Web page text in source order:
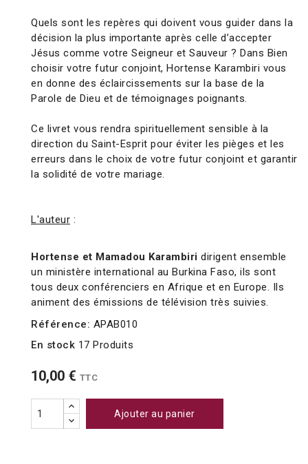
Quels sont les repères qui doivent vous guider dans la
décision la plus importante après celle d’accepter
Jésus comme votre Seigneur et Sauveur ? Dans Bien
choisir votre futur conjoint, Hortense Karambiri vous
en donne des éclaircissements sur la base de la
Parole de Dieu et de témoignages poignants.
Ce livret vous rendra spirituellement sensible à la
direction du Saint-Esprit pour éviter les pièges et les
erreurs dans le choix de votre futur conjoint et garantir
la solidité de votre mariage.
L'auteur :
Hortense et Mamadou Karambiri dirigent ensemble
un ministère international au Burkina Faso, ils sont
tous deux conférenciers en Afrique et en Europe. Ils
animent des émissions de télévision très suivies.
Référence: APAB010
En stock 17 Produits
10,00 € TTC
Ajouter au panier